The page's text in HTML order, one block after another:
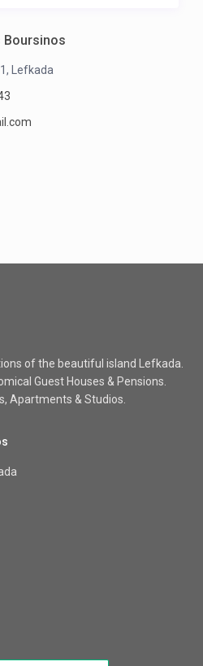
Boursinos
Lefkada
of the beautiful island Lefkada.
Guest Houses & Pensions.
Apartments & Studios.